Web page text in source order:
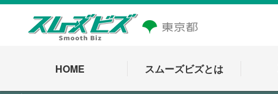
HOME スムーズビズとは